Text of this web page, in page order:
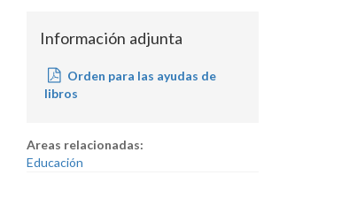
Información adjunta
Orden para las ayudas de
libros
Areas relacionadas:
Educación